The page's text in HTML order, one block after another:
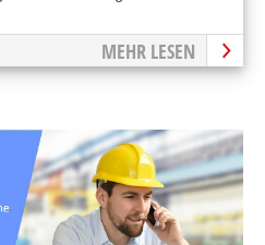
MEHR LESEN